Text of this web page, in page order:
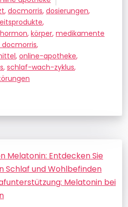
, docmorris, dosierungen,
,
hormon, körper, medikamente
,
, online-apotheke,
, schlaf-wach-zyklus,
Melatonin: Entdecken Sie
Schlaf und Wohlbefinden
Melatonin bei